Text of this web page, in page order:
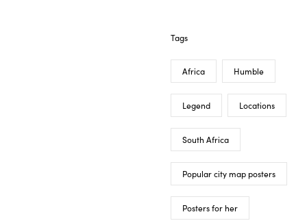
Tags
Africa Humble
Legend Locations
South Africa
Popular city map posters
Posters for her